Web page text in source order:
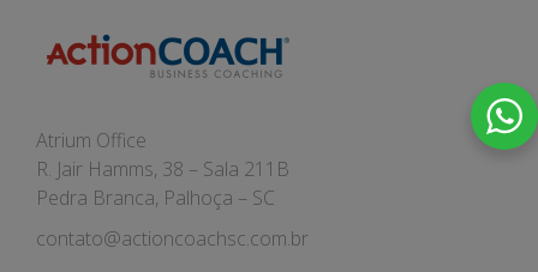
Atrium Office
R. Jair Hamms, 38 – Sala 211B
Pedra Branca, Palhoça – SC
contato@actioncoachsc.com.br